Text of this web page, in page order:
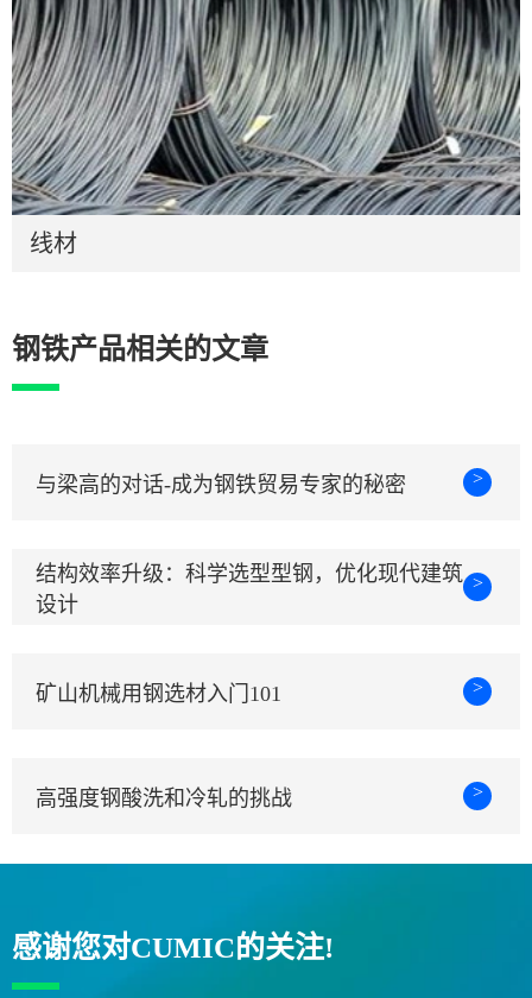
线材
钢铁产品相关的文章
与梁高的对话-成为钢铁贸易专家的秘密 >
结构效率升级：科学选型型钢，优化现代建筑
设计
>
矿山机械用钢选材入门101 >
高强度钢酸洗和冷轧的挑战 >
感谢您对CUMIC的关注!